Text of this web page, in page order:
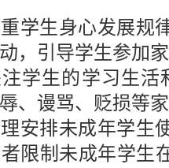
重学生身心发展
，引导学生参加
注学生的学习生
、谩骂、贬损等家
理安排未成年学
限制未成年学生